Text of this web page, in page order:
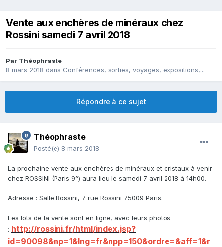
Vente aux enchères de minéraux chez
Rossini samedi 7 avril 2018
Par Théophraste
8 mars 2018 dans Conférences, sorties, voyages, expositions,...
Répondre à ce sujet
Théophraste
Posté(e) 8 mars 2018
La prochaine vente aux enchères de minéraux et cristaux à venir
chez ROSSINI (Paris 9°) aura lieu le samedi 7 avril 2018 à 14h00.
Adresse : Salle Rossini, 7 rue Rossini 75009 Paris.
Les lots de la vente sont en ligne, avec leurs photos
: http://rossini.fr/html/index.jsp?
id=90098&np=1&lng=fr&npp=150&ordre=&aff=1&r